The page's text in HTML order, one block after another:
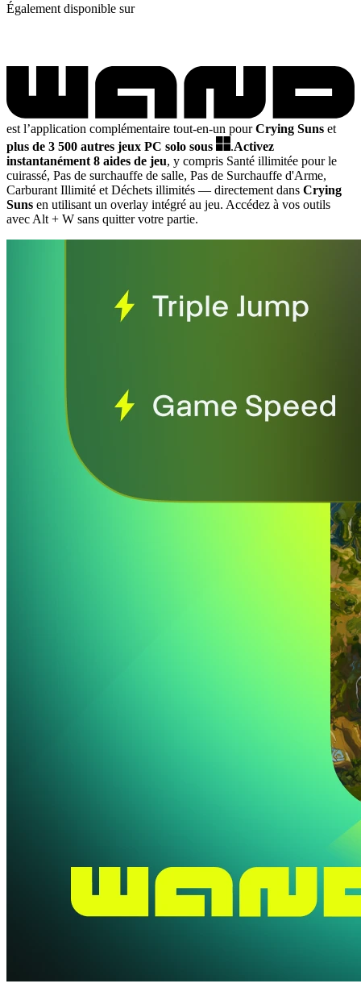
Également disponible sur
est l’application complémentaire tout-en-un pourCrying Suns et
plus de 3 500 autres jeux PC solo sous
.Activez
instantanément 8 aides de jeu, y compris Santé illimitée pour le
cuirassé, Pas de surchauffe de salle, Pas de Surchauffe d'Arme,
Carburant Illimité et Déchets illimités — directement dans Crying
Suns en utilisant un overlay intégré au jeu. Accédez à vos outils
avec Alt + W sans quitter votre partie.